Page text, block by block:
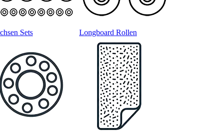
Sets Longboard Rollen